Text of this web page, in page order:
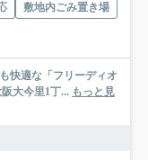
敷地内ごみ置き場
快適な「フリーディオ
大今里1丁... もっと見